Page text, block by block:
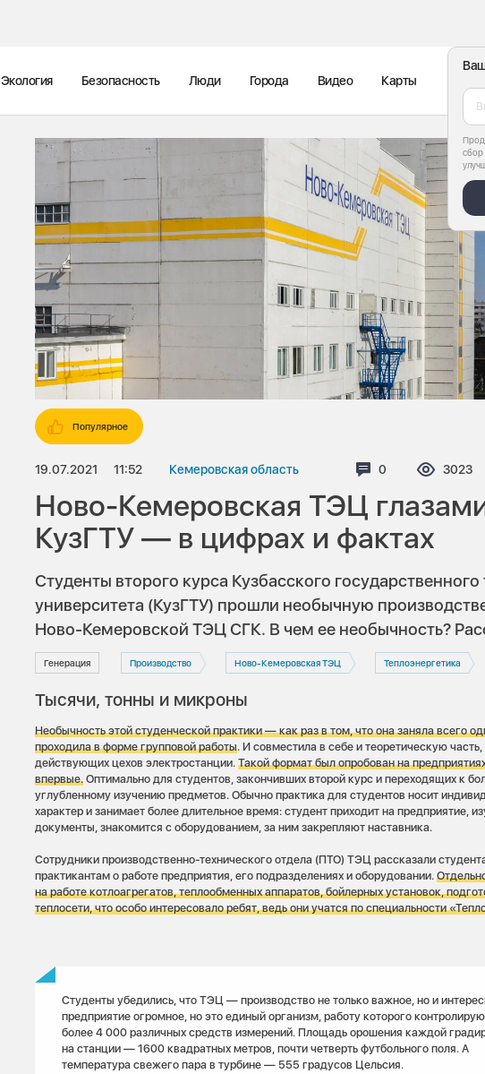
сбор
Экология Безопасность Люди Города Видео Карты
Популярное
19.07.2021 11:52 Кемеровская область Комментариев:
0 3023
Ново-Кемеровская ТЭЦ
КузГТУ — в цифрах и фактах
Студенты второго курса Кузбасского государственного
университета (КузГТУ) прошли необычную
Ново-Кемеровской ТЭЦ СГК. В чем ее необычность?
Генерация Производство Ново-Кемеровская ТЭЦ Теплоэнергетика
Тысячи, тонны и микроны
Необычность этой студенческой практики — как раз в том, что она заняла всего
проходила в форме групповой работы. И совместила в себе и теоретическую
действующих цехов электростанции.Такой формат был опробован на
впервые. Оптимально для студентов, закончивших второй курс и переходящих к
углубленному изучению предметов. Обычно практика для студентов носит
характер и занимает более длительное время: студент приходит на предприятие,
документы, знакомится с оборудованием, за ним закрепляют наставника.
Сотрудники производственно-технического отдела (ПТО) ТЭЦ рассказали
практикантам о работе предприятия, его подразделениях и оборудовании.
на работе котлоагрегатов, теплообменных аппаратов, бойлерных установок,
теплосети, что особо интересовало ребят, ведь они учатся по специальности
Cтуденты убедились, что ТЭЦ — производство не только важное, но и
предприятие огромное, но это единый организм, работу которого
более 4 000 различных средств измерений. Площадь орошения каждой
на станции — 1600 квадратных метров, почти четверть футбольного поля. А
температура свежего пара в турбине — 555 градусов Цельсия.